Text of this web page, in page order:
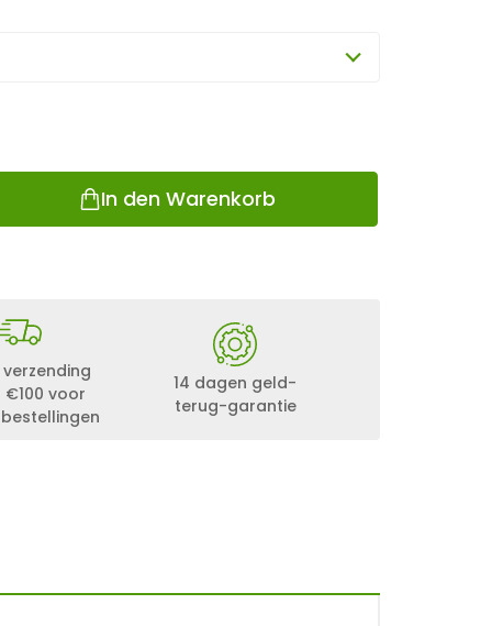
In den Warenkorb
voor
14 dagen geld-
terug-garantie